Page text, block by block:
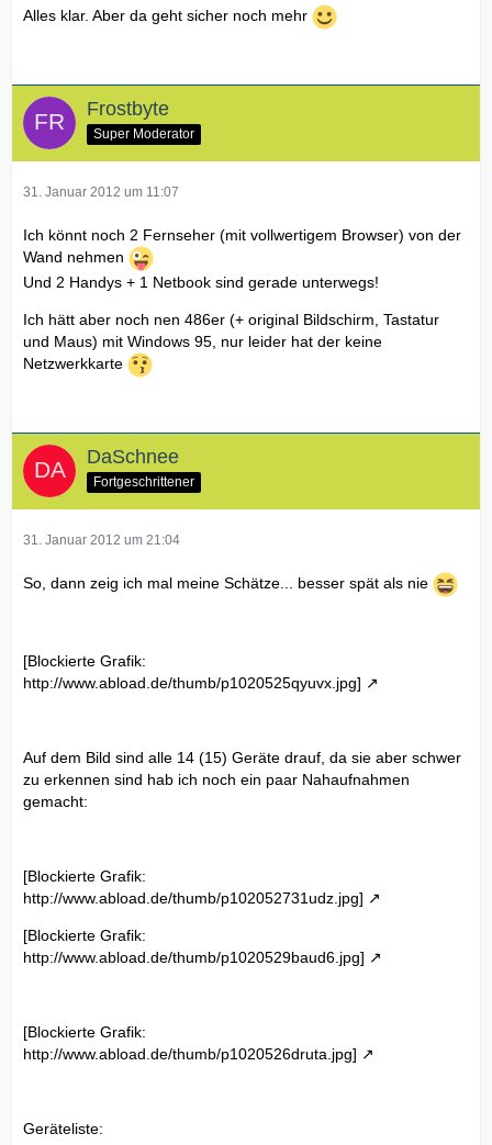
Alles klar. Aber da geht sicher noch mehr
Frostbyte
Super Moderator
31. Januar 2012 um 11:07
Ich könnt noch 2 Fernseher (mit vollwertigem Browser) von der
Wand nehmen
Und 2 Handys + 1 Netbook sind gerade unterwegs!
Ich hätt aber noch nen 486er (+ original Bildschirm, Tastatur
und Maus) mit Windows 95, nur leider hat der keine
Netzwerkkarte
DaSchnee
Fortgeschrittener
31. Januar 2012 um 21:04
So, dann zeig ich mal meine Schätze... besser spät als nie
[Blockierte Grafik:
http://www.abload.de/thumb/p1020525qyuvx.jpg]
Auf dem Bild sind alle 14 (15) Geräte drauf, da sie aber schwer
zu erkennen sind hab ich noch ein paar Nahaufnahmen
gemacht:
[Blockierte Grafik:
http://www.abload.de/thumb/p102052731udz.jpg]
[Blockierte Grafik:
http://www.abload.de/thumb/p1020529baud6.jpg]
[Blockierte Grafik:
http://www.abload.de/thumb/p1020526druta.jpg]
Geräteliste: